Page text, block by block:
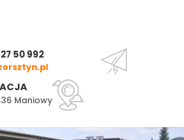
27 50 992
Maniowy